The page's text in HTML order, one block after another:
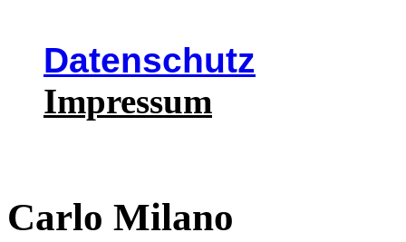
Datenschutz
Impressum
Carlo Milano